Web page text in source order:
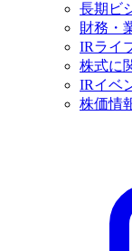
長期ビ
財務・
IRライ
株式に
IRイベ
株価情